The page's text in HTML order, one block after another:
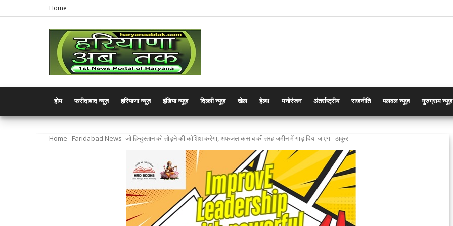
Home
होम फरीदाबाद न्यूज़ हरियाणा न्यूज़ इंडिया न्यूज़ दिल्ली न्यूज़ खेल हेल्थ मनोरंजन अंतर्राष्ट्रीय राजनीति पलवल न्यूज़ गुरुग्राम न्यूज़
Home Faridabad News जो हिन्दुस्तान को तोड़ने की कोशिश करेगा, अफजल कसाब की तरह जमीन में गाड़ दिया जाएगा- ठाकुर